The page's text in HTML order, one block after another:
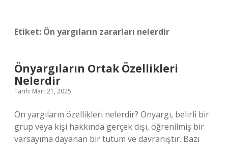
Etiket: Ön yargıların zararları nelerdir
Önyargıların Ortak Özellikleri
Nelerdir
Tarih: Mart 21, 2025
Ön yargıların özellikleri nelerdir? Önyargı, belirli bir
grup veya kişi hakkında gerçek dışı, öğrenilmiş bir
varsayıma dayanan bir tutum ve davranıştır. Bazı